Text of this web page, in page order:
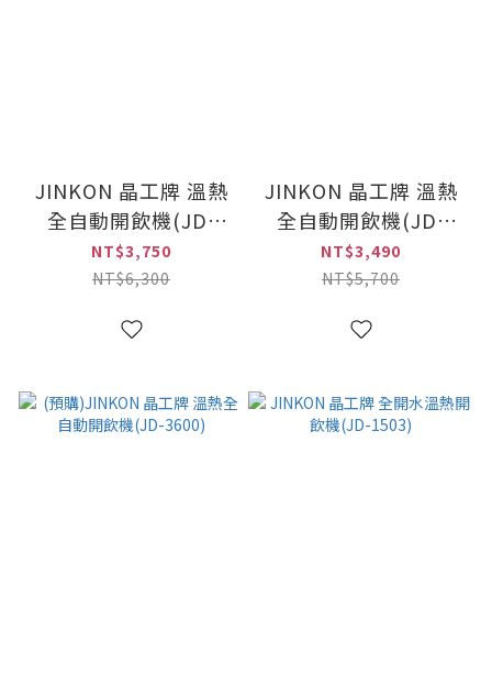
JINKON 晶工牌 溫熱
全自動開飲機(JD-
5322B)
NT$3,750
NT$6,300
JINKON 晶工牌 溫熱
全自動開飲機(JD-
3601)
NT$3,490
NT$5,700